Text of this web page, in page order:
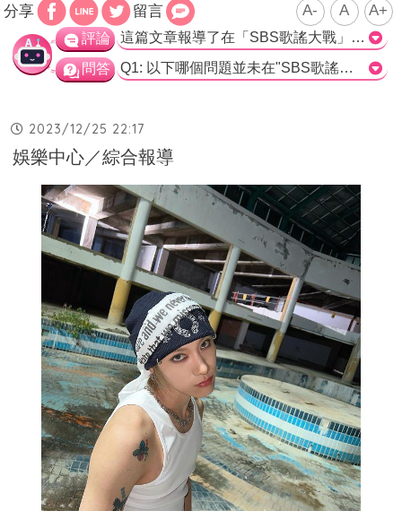
分享 留言 A- A A+
評論 這篇文章報導了在「SBS歌謠大戰」上出現的一系列問題，包括假票、無法進場、保安疑慮，以及表演舞台的錯誤。特別是NCT成員Ten在獨舞開場時摔落舞台的情況更引起了觀眾的關注。儘管Ten後來表現得很完美，但這段15秒的影片仍然引發了網絡上的熱議。 從這篇報導中，我們可以看到在這次活動中出現了一系列的問題，給觀眾帶來了不快的體驗。從假票到觀眾無法進場，以及保安疑慮，這些問題的存在讓活動的進行受到了阻礙。此外，表演舞台上的錯誤更加凸顯了這次活動的混亂程度，運鏡和音響方面的錯誤都讓人感到遺憾。 對於摔落舞台的事件，雖然Ten能夠優雅地完成表演，但粉絲們對於他的安危仍然感到擔心。短短的15秒影片引發了粉絲們的熱議，並對SBS的處理能力提出了質疑。 從整體來看，這篇文章報導了在「SBS歌謠大戰」中出現的各種問題。這些問題不僅給觀眾帶來了不快的體驗，也讓人對活動的組織能力產生了質疑。希望未來的音樂活動能夠更加注重細節和組織管理，以提供觀眾一個更好的觀賞體驗。>
問答 Q1: 以下哪個問題並未在"SBS歌謠大戰"中發生？ a) 假票問題 b) 進入演出會場問題 c) 音響放錯歌問題 d) 保安上的疑慮 正確答案: d) 保安上的疑慮 Q2: 在"NCT U"的表演中，哪位成員在舞台上摔下舞台坑？ a) Ten b) NCT 127 c) NCT成員 d) 沒有提到具體成員 正確答案: a) Ten Q3: 15秒的影片在哪個社群媒體上引發熱議？ a) Facebook b) Instagram c) Weibo d) Twitter 正確答案: d) Twitter
2023/12/25 22:17
娛樂中心／綜合報導